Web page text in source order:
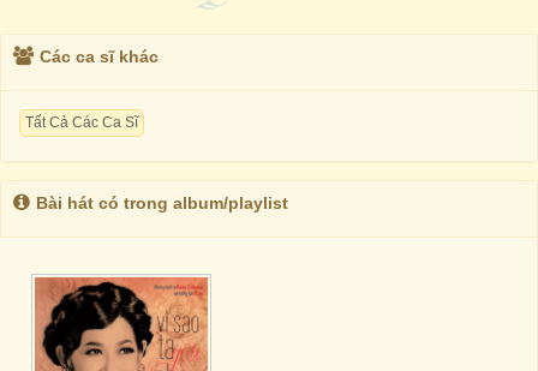
Các ca sĩ khác
Tất Cả Các Ca Sĩ
Bài hát có trong album/playlist